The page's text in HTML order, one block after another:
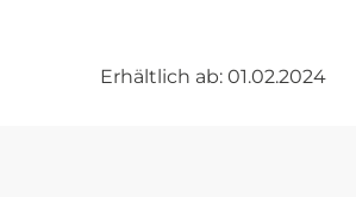
Erhältlich ab: 01.02.2024